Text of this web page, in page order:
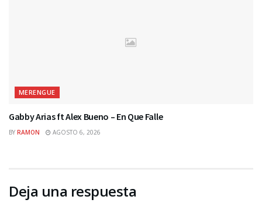
MERENGUE
Gabby Arias ft Alex Bueno – En Que Falle
BY RAMON AGOSTO 6, 2026
Deja una respuesta